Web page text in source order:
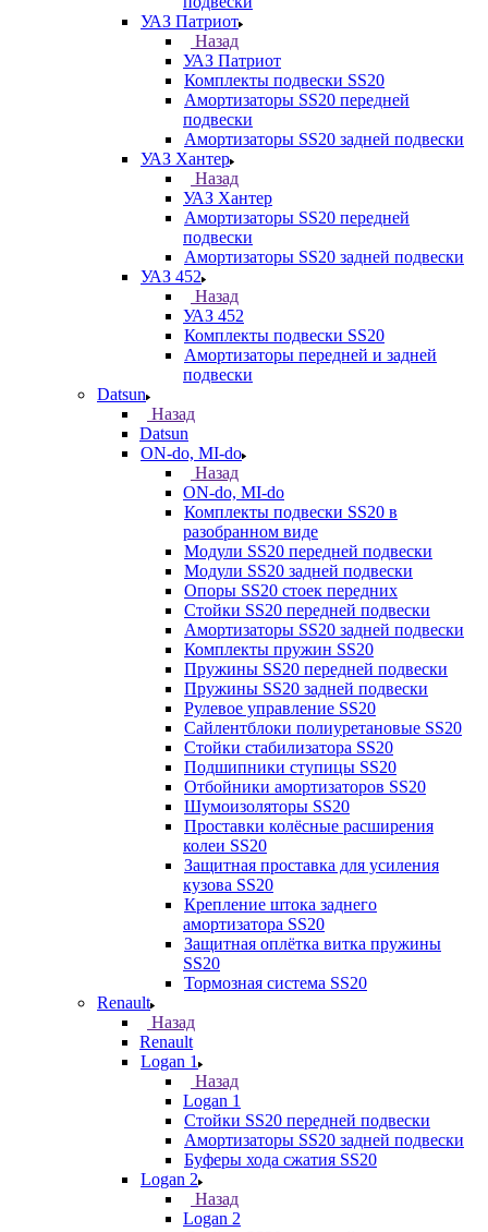
УАЗ Патриот
Назад
УАЗ Патриот
Комплекты подвески SS20
Амортизаторы SS20 передней
подвески
Амортизаторы SS20 задней подвески
УАЗ Хантер
Назад
УАЗ Хантер
Амортизаторы SS20 передней
подвески
Амортизаторы SS20 задней подвески
УАЗ 452
Назад
УАЗ 452
Комплекты подвески SS20
Амортизаторы передней и задней
подвески
Datsun
Назад
Datsun
ON-do, MI-do
Назад
ON-do, MI-do
Комплекты подвески SS20 в
разобранном виде
Модули SS20 передней подвески
Модули SS20 задней подвески
Опоры SS20 стоек передних
Стойки SS20 передней подвески
Амортизаторы SS20 задней подвески
Комплекты пружин SS20
Пружины SS20 передней подвески
Пружины SS20 задней подвески
Рулевое управление SS20
Сайлентблоки полиуретановые SS20
Стойки стабилизатора SS20
Подшипники ступицы SS20
Отбойники амортизаторов SS20
Шумоизоляторы SS20
Проставки колёсные расширения
колеи SS20
Защитная проставка для усиления
кузова SS20
Крепление штока заднего
амортизатора SS20
Защитная оплётка витка пружины
SS20
Тормозная система SS20
Renault
Назад
Renault
Logan 1
Назад
Logan 1
Стойки SS20 передней подвески
Амортизаторы SS20 задней подвески
Буферы хода сжатия SS20
Logan 2
Назад
Logan 2